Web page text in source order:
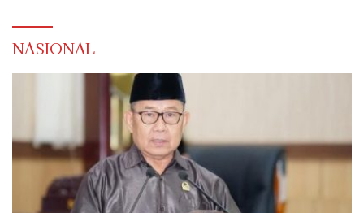
NASIONAL